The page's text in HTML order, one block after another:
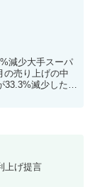
減少大手スーパ
の売り上げの中
33.3%滅少したと
上げ提言